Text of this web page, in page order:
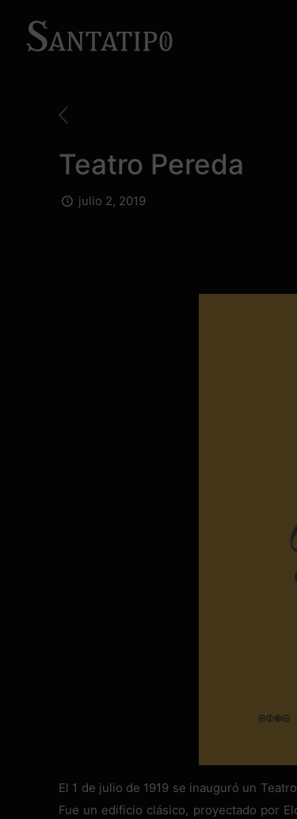
Teatro Pereda
julio 2, 2019
El 1 de julio de 1919 se inauguró un
Fue un edificio clásico, proyectado por